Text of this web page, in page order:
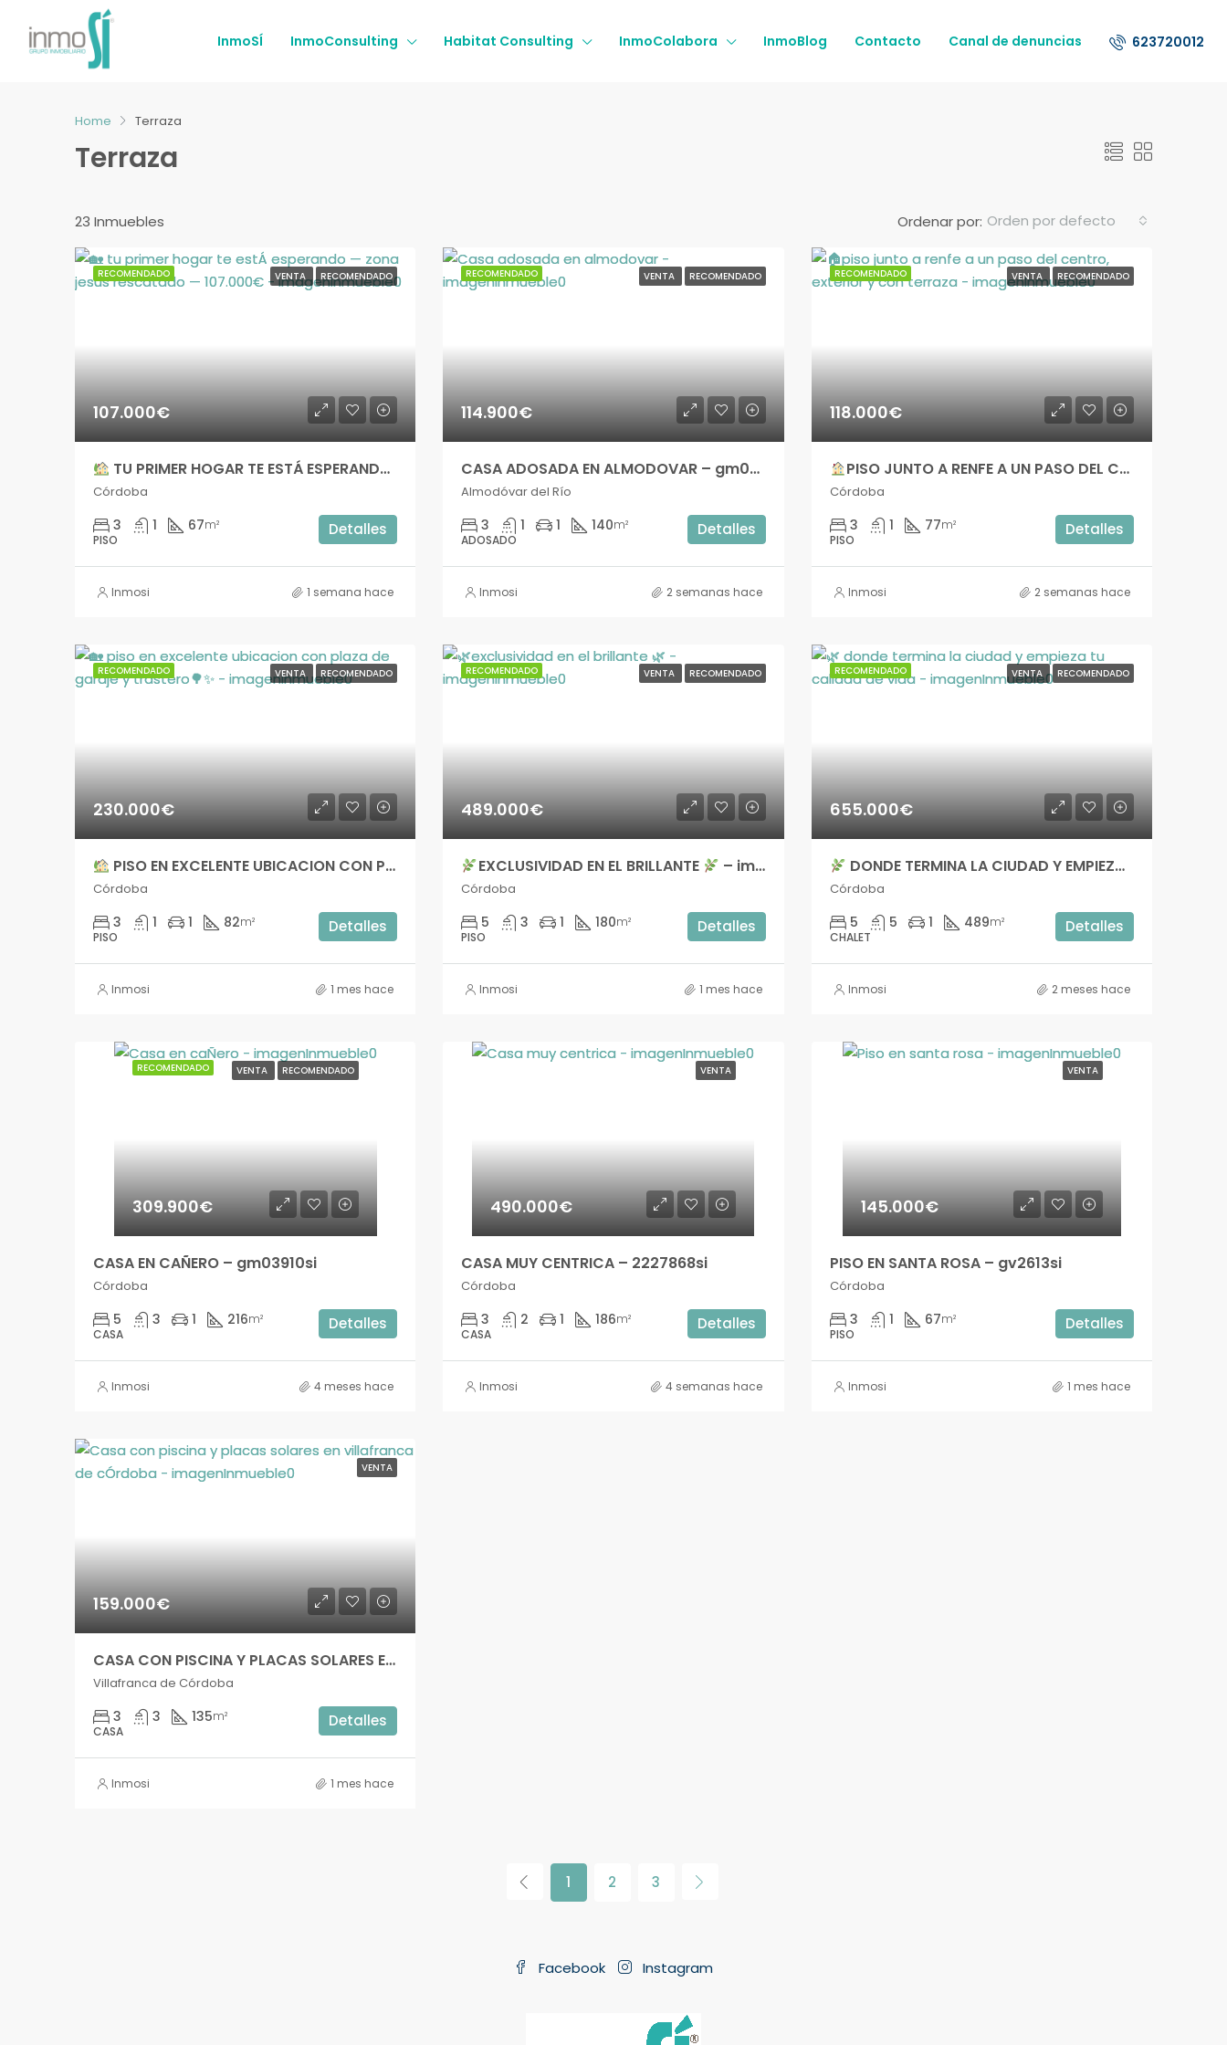
InmoSÍ InmoConsulting Habitat Consulting InmoColabora InmoBlog Contacto Canal de denuncias 623720012
Home Terraza
Terraza
23 Inmuebles Ordenar por: Orden por defecto
RECOMENDADO VENTA RECOMENDADO
107.000€
TU PRIMER HOGAR TE ESTÁ ESPERANDO — Zona Jesús Rescatado — 107.000€ – imssc044
Córdoba
3 1 67m²
PISO
Detalles
Inmosi 1 semana hace
RECOMENDADO VENTA RECOMENDADO
114.900€
CASA ADOSADA EN ALMODOVAR – gm03952si
Almodóvar del Río
3 1 1 140m²
ADOSADO
Detalles
Inmosi 2 semanas hace
RECOMENDADO VENTA RECOMENDADO
118.000€
PISO JUNTO A RENFE A UN PASO DEL CENTRO, EXTERIOR Y CON TERRAZA – imslc011
Córdoba
3 1 77m²
PISO
Detalles
Inmosi 2 semanas hace
RECOMENDADO VENTA RECOMENDADO
230.000€
PISO EN EXCELENTE UBICACION CON PLAZA DE GARAJE Y TRASTERO – imsmc005
Córdoba
3 1 1 82m²
PISO
Detalles
Inmosi 1 mes hace
RECOMENDADO VENTA RECOMENDADO
489.000€
EXCLUSIVIDAD EN EL BRILLANTE – imslc009
Córdoba
5 3 1 180m²
PISO
Detalles
Inmosi 1 mes hace
RECOMENDADO VENTA RECOMENDADO
655.000€
DONDE TERMINA LA CIUDAD Y EMPIEZA TU CALIDAD DE VIDA – imsrp119
Córdoba
5 5 1 489m²
CHALET
Detalles
Inmosi 2 meses hace
RECOMENDADO VENTA RECOMENDADO
309.900€
CASA EN CAÑERO – gm03910si
Córdoba
5 3 1 216m²
CASA
Detalles
Inmosi 4 meses hace
VENTA
490.000€
CASA MUY CENTRICA – 2227868si
Córdoba
3 2 1 186m²
CASA
Detalles
Inmosi 4 semanas hace
VENTA
145.000€
PISO EN SANTA ROSA – gv2613si
Córdoba
3 1 67m²
PISO
Detalles
Inmosi 1 mes hace
VENTA
159.000€
CASA CON PISCINA Y PLACAS SOLARES EN VILLAFRANCA DE CÓRDOBA – ah1787si
Villafranca de Córdoba
3 3 135m²
CASA
Detalles
Inmosi 1 mes hace
1 2 3
Facebook Instagram